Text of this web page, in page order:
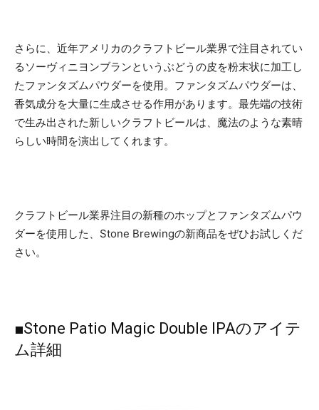
さらに、近年アメリカのクラフトビール業界で注目されてい
るソーヴィニヨンブランというぶどうの皮を粉末状に加工し
たファンタズムパウダーを使用。ファンタズムパウダーは、
香気成分を大量に生成させる作用があります。最先端の技術
で生み出された新しいクラフトビールは、魔法のような素晴
らしい時間を演出してくれます。
クラフトビール業界注目の新種のホップとファンタズムパウ
ダーを使用した、Stone Brewingの新商品をぜひお試しくだ
さい。
■Stone Patio Magic Double IPAのアイテ
ム詳細